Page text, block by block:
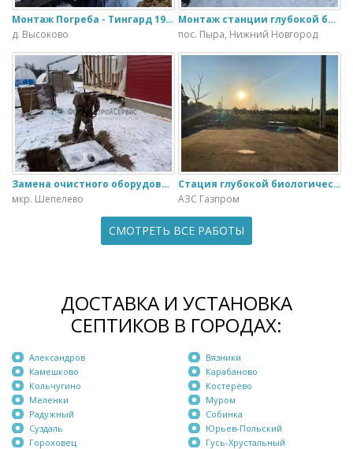
Монтаж Погреба - Тингард 1900
д. Высоково
Монтаж станции глубокой биологической очистки ИталБио - 5 с колодцем дренажным для слива воды
пос. Пыра, Нижний Новгород
Замена очистного оборудования Дека - 3 на ЭкоГранд - 6
мкр. Шепелево
Стация глубокой биологической очистки ЕвроЛос- 20
АЗС Газпром
СМОТРЕТЬ ВСЕ РАБОТЫ
ДОСТАВКА И УСТАНОВКА
СЕПТИКОВ В ГОРОДАХ:
Александров
Камешково
Кольчугино
Меленки
Радужный
Суздаль
Вязники
Карабаново
Костерёво
Муром
Собинка
Юрьев-Польский
Гороховец
Гусь-Хрустальный